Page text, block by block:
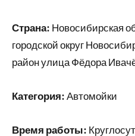
Страна: Новосибирская
городской округ
район улица Фёдора
Категория: Автомойки
Время работы: